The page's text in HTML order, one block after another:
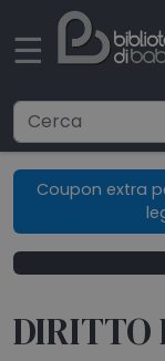
☰
Ricerca
BOOKLOVERS
Coupon extra
DIRITTO